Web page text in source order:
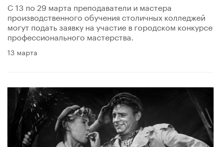
С 13 по 29 марта преподаватели и мастера
производственного обучения столичных колледжей
могут подать заявку на участие в городском конкурсе
профессионального мастерства.
13 марта